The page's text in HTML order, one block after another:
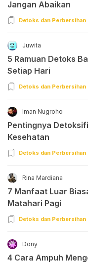
Jangan Abaikan
Detoks dan Perbersihan
Juwita
5 Ramuan Detoks
Setiap Hari
Detoks dan Perbersihan
Iman Nugroho
Pentingnya
Kesehatan
Detoks dan Perbersihan
Rina Mardiana
7 Manfaat Luar
Matahari Pagi
Detoks dan Perbersihan
Dony
4 Cara Ampuh